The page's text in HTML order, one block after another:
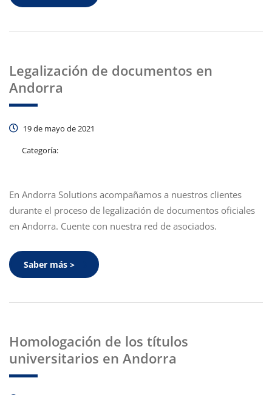
Legalización de documentos en
Andorra
19 de mayo de 2021
Categoría:
En Andorra Solutions acompañamos a nuestros clientes
durante el proceso de legalización de documentos oficiales
en Andorra. Cuente con nuestra red de asociados.
Saber más >
Homologación de los títulos
universitarios en Andorra